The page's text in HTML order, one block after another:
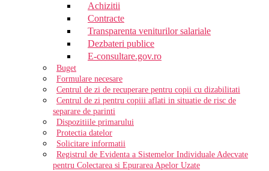
Achizitii
Contracte
Transparenta veniturilor salariale
Dezbateri publice
E-consultare.gov.ro
Buget
Formulare necesare
Centrul de zi de recuperare pentru copii cu dizabilitati
Centrul de zi pentru copiii aflati in situatie de risc de
separare de parinti
Dispozitiile primarului
Protectia datelor
Solicitare informatii
Registrul de Evidenta a Sistemelor Individuale Adecvate
pentru Colectarea si Epurarea Apelor Uzate